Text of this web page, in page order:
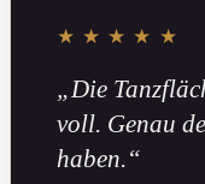
★★★★★
„Die
voll. Genau
haben.“